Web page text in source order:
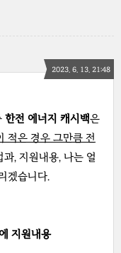
2023. 6. 13. 21:48
한전 에너지 캐시백은
적은 경우 그만큼 전
, 지원내용, 나는 얼
겠습니다.
지원내용